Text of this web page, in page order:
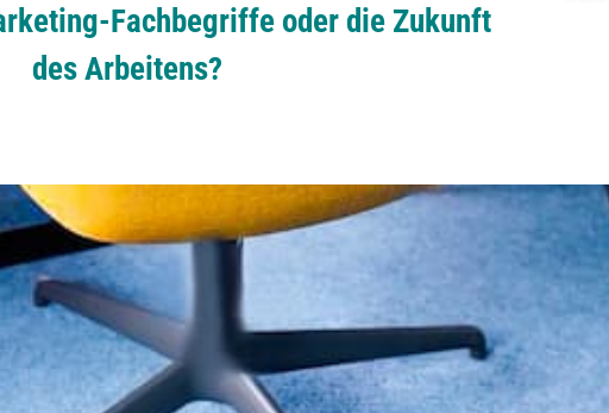
Fachbegriffe oder die Zukunft
des Arbeitens?